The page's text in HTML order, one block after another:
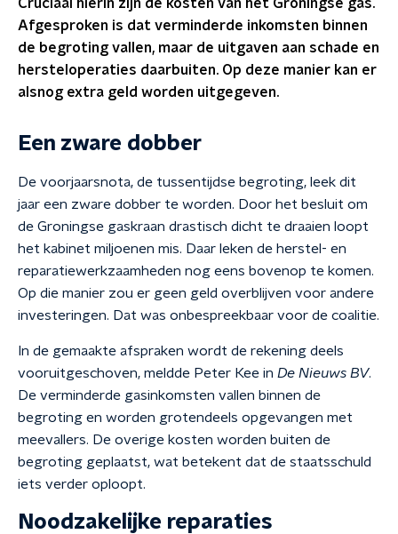
Cruciaal hierin zijn de kosten van het Groningse gas.
Afgesproken is dat verminderde inkomsten binnen
de begroting vallen, maar de uitgaven aan schade en
hersteloperaties daarbuiten. Op deze manier kan er
alsnog extra geld worden uitgegeven.
Een zware dobber
De voorjaarsnota, de tussentijdse begroting, leek dit
jaar een zware dobber te worden. Door het besluit om
de Groningse gaskraan drastisch dicht te draaien loopt
het kabinet miljoenen mis. Daar leken de herstel- en
reparatiewerkzaamheden nog eens bovenop te komen.
Op die manier zou er geen geld overblijven voor andere
investeringen. Dat was onbespreekbaar voor de coalitie.
In de gemaakte afspraken wordt de rekening deels
vooruitgeschoven, meldde Peter Kee in De Nieuws BV.
De verminderde gasinkomsten vallen binnen de
begroting en worden grotendeels opgevangen met
meevallers. De overige kosten worden buiten de
begroting geplaatst, wat betekent dat de staatsschuld
iets verder oploopt.
Noodzakelijke reparaties